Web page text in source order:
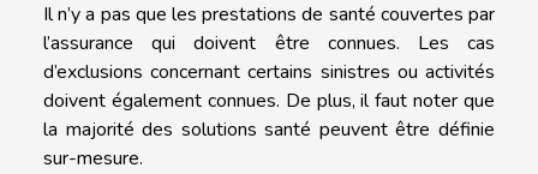
Il n’y a pas que les prestations de santé couvertes par
l’assurance qui doivent être connues. Les cas
d’exclusions concernant certains sinistres ou activités
doivent également connues. De plus, il faut noter que
la majorité des solutions santé peuvent être définie
sur-mesure.